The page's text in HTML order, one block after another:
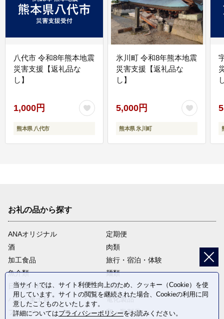
八代市 令和8年熊本地震
災害支援【返礼品な
し】
1,000円
熊本県 八代市
氷川町 令和8年熊本地震
災害支援【返礼品な
し】
5,000円
熊本県 氷川町
お礼の品から探す
ANAオリジナル
定期便
酒
肉類
加工食品
旅行・宿泊・体験
魚介類
麺類
日用品・雑貨
野菜
パン・菓子類
電化製品
フルーツ
卵・乳製品
当サイトでは、サイト利便性向上のため、クッキー（Cookie）を使
用しています。サイトの閲覧を継続された場合、Cookieの利用に同
意したことものといたします。
詳細についてはプライバシーポリシーをお読みください。